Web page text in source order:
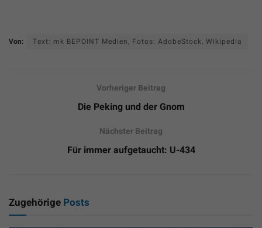
Von: Text: mk BEPOINT Medien, Fotos: AdobeStock, Wikipedia
Vorheriger Beitrag
Die Peking und der Gnom
Nächster Beitrag
Für immer aufgetaucht: U-434
Zugehörige Posts